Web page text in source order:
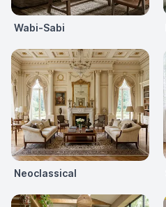
Wabi-Sabi
Neoclassical